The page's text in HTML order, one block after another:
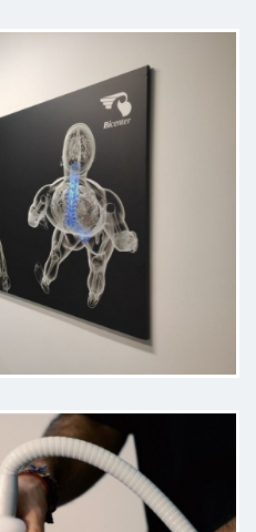
di 2 anni
spina calcagnarea,
adesso il
trovato
soprattutto con
ho risolto